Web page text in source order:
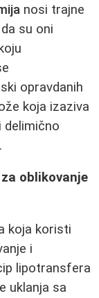
nosi trajne
su oni
opravdanih
koja izaziva
delimično
oblikovanje
koja koristi
i
lipotransfera
uklanja sa